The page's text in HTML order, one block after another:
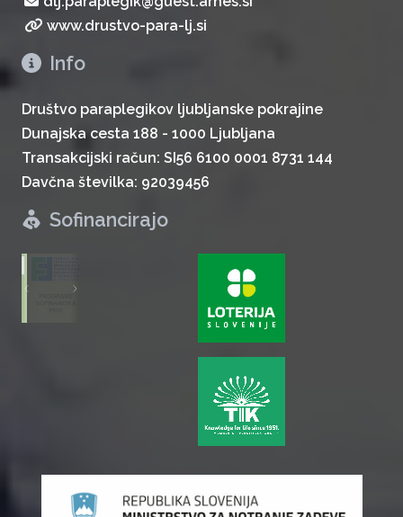
www.drustvo-para-lj.si
Info
Društvo paraplegikov ljubljanske pokrajine
Dunajska cesta 188 - 1000 Ljubljana
Transakcijski račun: SI56 6100 0001 8731 144
Davčna številka: 92039456
Sofinancirajo